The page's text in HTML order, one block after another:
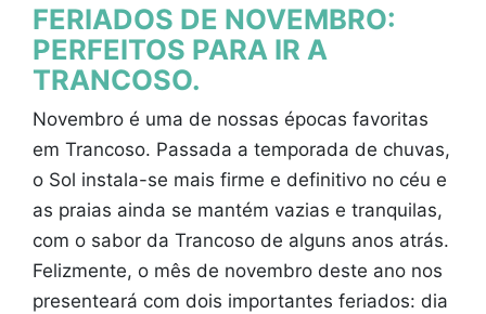
FERIADOS DE NOVEMBRO:
PERFEITOS PARA IR A
TRANCOSO.
Novembro é uma de nossas épocas favoritas
em Trancoso. Passada a temporada de chuvas,
o Sol instala-se mais firme e definitivo no céu e
as praias ainda se mantém vazias e tranquilas,
com o sabor da Trancoso de alguns anos atrás.
Felizmente, o mês de novembro deste ano nos
presenteará com dois importantes feriados: dia